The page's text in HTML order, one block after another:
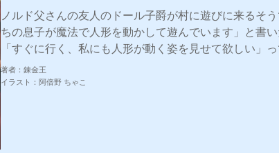
ノルド父さんの友人のドール子爵が村に遊びに来るそ
ちの息子が魔法で人形を動かして遊んでいます」と書
「すぐに行く、私にも人形が動く姿を見せて欲しい」
著者：錬金王
イラスト：阿倍野 ちゃこ